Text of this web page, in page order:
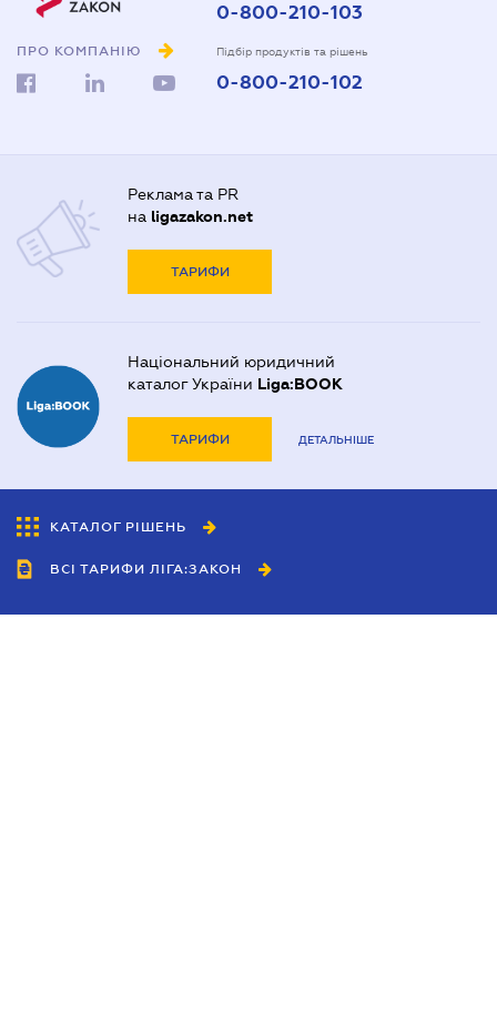
ПРО КОМПАНІЮ
0-800-210-103
Підбір продуктів та рішень
0-800-210-102
Реклама та PR
на ligazakon.net
ТАРИФИ
Національний юридичний
каталог України Liga:BOOK
ТАРИФИ ДЕТАЛЬНІШЕ
КАТАЛОГ РІШЕНЬ
ВСІ ТАРИФИ ЛІГА:ЗАКОН